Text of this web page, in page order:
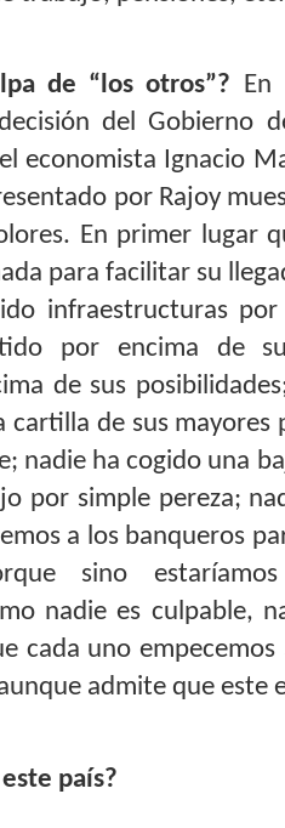
de “los otros”? En
del Gobierno
economista Ignacio
por Rajoy
En primer lugar
para facilitar su
infraestructuras
por encima de
de sus
cartilla de sus
nadie ha cogido una
por simple pereza;
a los banqueros
sino estaríamos
nadie es culpable,
cada uno
admite que este
país?